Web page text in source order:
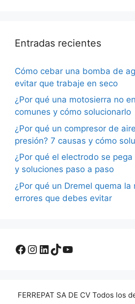
Entradas recientes
Cómo cebar una bomba de
evitar que trabaje en seco
¿Por qué una motosierra no
comunes y cómo solucionarlo
¿Por qué un compresor de
presión? 7 causas y cómo
¿Por qué el electrodo se
y soluciones paso a paso
¿Por qué un Dremel quema la
errores que debes evitar
Facebook
Instagram
LinkedIn
TikTok
YouTube
FERREPAT SA DE CV Todos los